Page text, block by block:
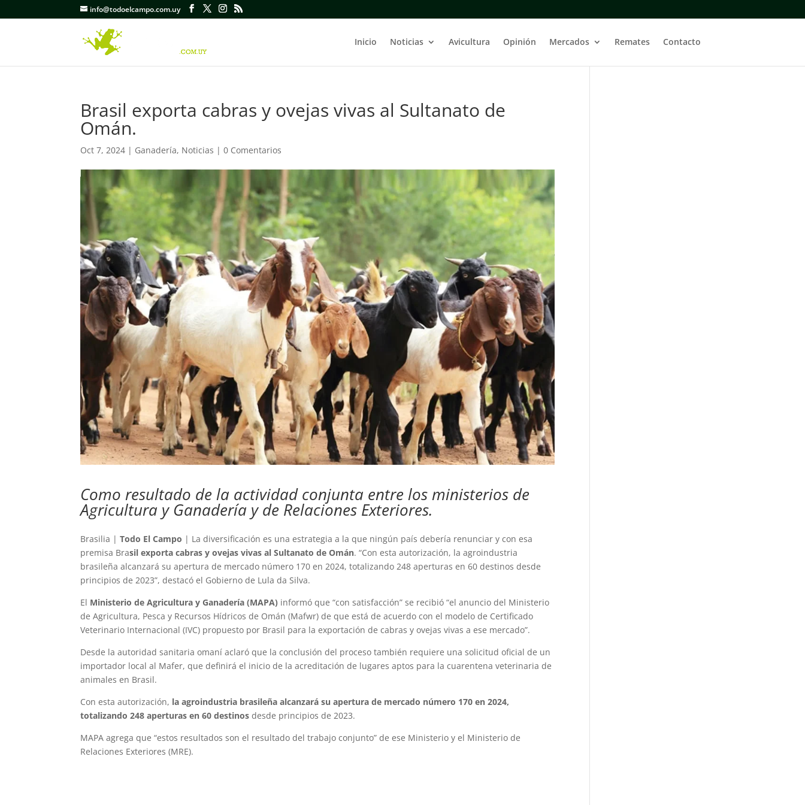
info@todoelcampo.com.uy
Inicio Noticias Avicultura Opinión Mercados Remates Contacto
Brasil exporta cabras y ovejas vivas al Sultanato de
Omán.
Oct 7, 2024 | Ganadería, Noticias |0 Comentarios
Como resultado de la actividad conjunta entre los ministerios de
Agricultura y Ganadería y de Relaciones Exteriores.
Brasilia |Todo El Campo | La diversificación es una estrategia a la que ningún país debería renunciar y con esa
premisa Brasil exporta cabras y ovejas vivas al Sultanato de Omán. “Con esta autorización, la agroindustria
brasileña alcanzará su apertura de mercado número 170 en 2024, totalizando 248 aperturas en 60 destinos desde
principios de 2023”, destacó el Gobierno de Lula da Silva.
El Ministerio de Agricultura y Ganadería (MAPA) informó que “con satisfacción” se recibió “el anuncio del Ministerio
de Agricultura, Pesca y Recursos Hídricos de Omán (Mafwr) de que está de acuerdo con el modelo de Certificado
Veterinario Internacional (IVC) propuesto por Brasil para la exportación de cabras y ovejas vivas a ese mercado”.
Desde la autoridad sanitaria omaní aclaró que la conclusión del proceso también requiere una solicitud oficial de un
importador local al Mafer, que definirá el inicio de la acreditación de lugares aptos para la cuarentena veterinaria de
animales en Brasil.
Con esta autorización, la agroindustria brasileña alcanzará su apertura de mercado número 170 en 2024,
totalizando 248 aperturas en 60 destinos desde principios de 2023.
MAPA agrega que “estos resultados son el resultado del trabajo conjunto” de ese Ministerio y el Ministerio de
Relaciones Exteriores (MRE).